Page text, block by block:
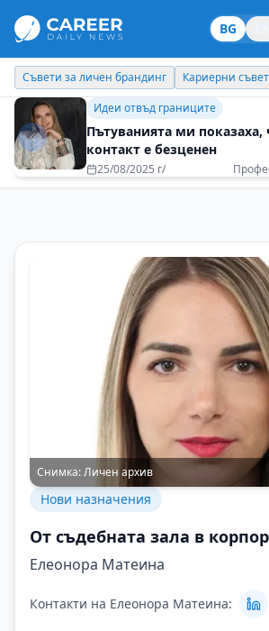
BG
Кариерни съвети Новини Нови
Личен брандинг
Никола Цолов:
страхът като гориво
20/12/2025 г/
Снимка:Личен архив
Нови назначения
От съдебната зала в
Елеонора Матеина
Контакти на Елеонора Матеина: